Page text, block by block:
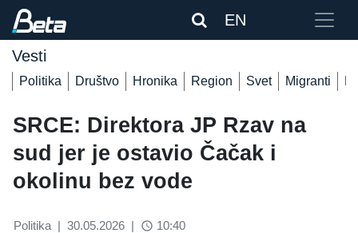
EN
Vesti
Politika Društvo Hronika Region Svet Migranti
SRCE: Direktora JP Rzav na
sud jer je ostavio Čačak i
okolinu bez vode
Politika | 30.05.2026 | access_time 10:40